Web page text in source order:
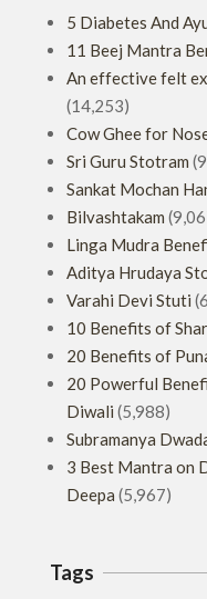
5 Diabetes And
11 Beej Mantra
An effective felt
(14,253)
Cow Ghee for
Sri Guru Stotram
Sankat Mochan
Bilvashtakam
Linga Mudra
Aditya Hrudaya
Varahi Devi Stuti
10 Benefits of
20 Benefits of
20 Powerful
Diwali (5,988)
Subramanya
3 Best Mantra on
Deepa (5,967)
Tags